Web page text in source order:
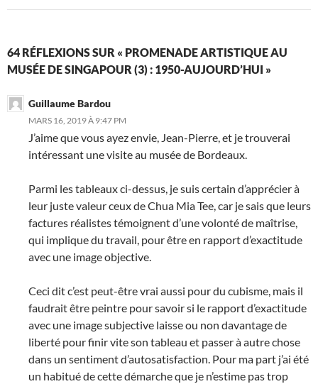
64 RÉFLEXIONS SUR « PROMENADE ARTISTIQUE AU
MUSÉE DE SINGAPOUR (3) : 1950-AUJOURD’HUI »
Guillaume Bardou
MARS 16, 2019 À 9:47 PM
J’aime que vous ayez envie, Jean-Pierre, et je trouverai
intéressant une visite au musée de Bordeaux.
Parmi les tableaux ci-dessus, je suis certain d’apprécier à
leur juste valeur ceux de Chua Mia Tee, car je sais que leurs
factures réalistes témoignent d’une volonté de maîtrise,
qui implique du travail, pour être en rapport d’exactitude
avec une image objective.
Ceci dit c’est peut-être vrai aussi pour du cubisme, mais il
faudrait être peintre pour savoir si le rapport d’exactitude
avec une image subjective laisse ou non davantage de
liberté pour finir vite son tableau et passer à autre chose
dans un sentiment d’autosatisfaction. Pour ma part j’ai été
un habitué de cette démarche que je n’estime pas trop